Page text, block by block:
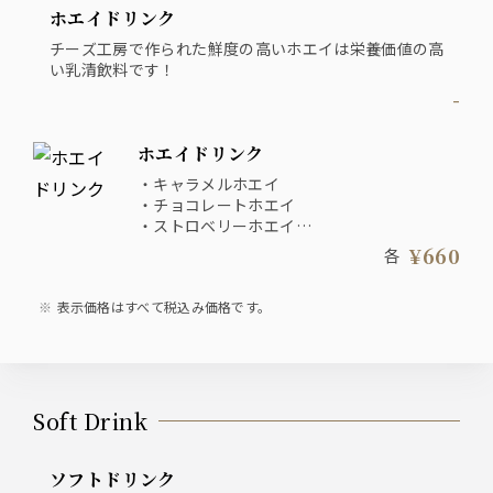
ホエイドリンク
チーズ工房で作られた鮮度の高いホエイは栄養価値の高
い乳清飲料です！
-
ホエイドリンク
・キャラメルホエイ
・チョコレートホエイ
・ストロベリーホエイ
各 ¥660
表示価格はすべて税込み価格です。
Soft Drink
ソフトドリンク